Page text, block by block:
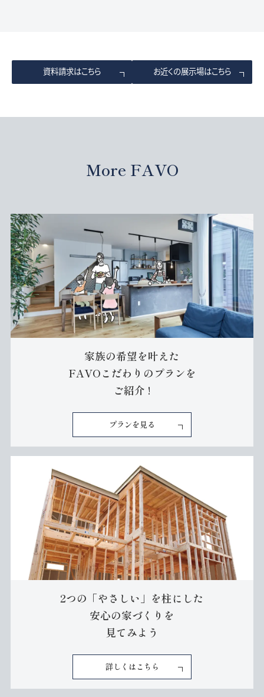
資料請求はこちら お近くの展示場はこちら
More FAVO
家族の希望を叶えた
FAVOこだわりのプランを
ご紹介 !
プランを見る
2つの「やさしい」を柱にした
安心の家づくりを
見てみよう
詳しくはこちら